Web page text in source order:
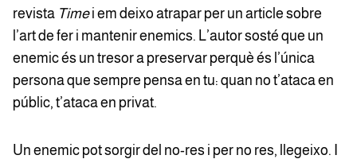
revista Timei em deixo atrapar per un article sobre
l’art de fer i mantenir enemics. L’autor sosté que un
enemic és un tresor a preservar perquè és l’única
persona que sempre pensa en tu: quan no t’ataca en
públic, t’ataca en privat.
Un enemic pot sorgir del no-res i per no res, llegeixo. I